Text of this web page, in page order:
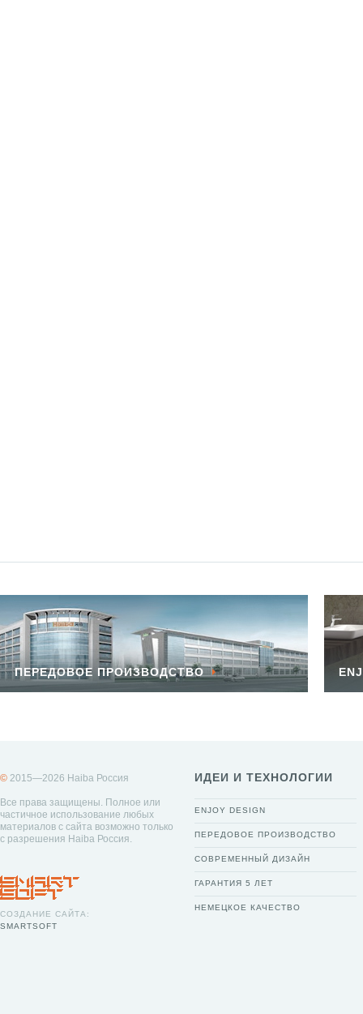
ПЕРЕДОВОЕ ПРОИЗВОДСТВО
© 2015—2026 Haiba Россия
Все права защищены. Полное или
частичное использование любых
материалов с сайта возможно только
с разрешения Haiba Россия.
СОЗДАНИЕ САЙТА:
SMARTSOFT
ИДЕИ И ТЕХНОЛОГИИ
ENJOY DESIGN
ПЕРЕДОВОЕ ПРОИЗВОДСТВО
СОВРЕМЕННЫЙ ДИЗАЙН
ГАРАНТИЯ 5 ЛЕТ
НЕМЕЦКОЕ КАЧЕСТВО